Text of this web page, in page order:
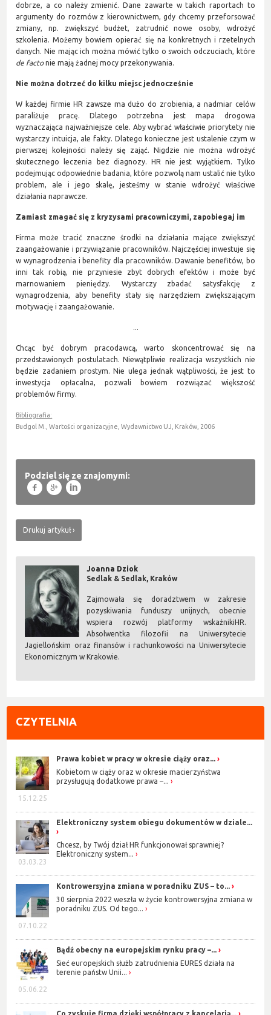
dobrze, a co należy zmienić. Dane zawarte w takich raportach to
argumenty do rozmów z kierownictwem, gdy chcemy przeforsować
zmiany, np. zwiększyć budżet, zatrudnić nowe osoby, wdrożyć
szkolenia. Możemy bowiem opierać się na konkretnych i rzetelnych
danych. Nie mając ich można mówić tylko o swoich odczuciach, które
de factonie mają żadnej mocy przekonywania.
Nie można dotrzeć do kilku miejsc jednocześnie
W każdej firmie HR zawsze ma dużo do zrobienia, a nadmiar celów
paraliżuje pracę. Dlatego potrzebna jest mapa drogowa
wyznaczająca najważniejsze cele. Aby wybrać właściwie priorytety nie
wystarczy intuicja, ale fakty. Dlatego konieczne jest ustalenie czym w
pierwszej kolejności należy się zająć. Nigdzie nie można wdrożyć
skutecznego leczenia bez diagnozy. HR nie jest wyjątkiem. Tylko
podejmując odpowiednie badania, które pozwolą nam ustalić nie tylko
problem, ale i jego skalę, jesteśmy w stanie wdrożyć właściwe
działania naprawcze.
Zamiast zmagać się z kryzysami pracowniczymi, zapobiegaj im
Firma może tracić znaczne środki na działania mające zwiększyć
zaangażowanie i przywiązanie pracowników. Najczęściej inwestuje się
w wynagrodzenia i benefity dla pracowników. Dawanie benefitów, bo
inni tak robią, nie przyniesie zbyt dobrych efektów i może być
marnowaniem pieniędzy. Wystarczy zbadać satysfakcję z
wynagrodzenia, aby benefity stały się narzędziem zwiększającym
motywację i zaangażowanie.
...
Chcąc być dobrym pracodawcą, warto skoncentrować się na
przedstawionych postulatach. Niewątpliwie realizacja wszystkich nie
będzie zadaniem prostym. Nie ulega jednak wątpliwości, że jest to
inwestycja opłacalna, pozwali bowiem rozwiązać większość
problemów firmy.
Bibliografia:
Budgol M., Wartości organizacyjne, Wydawnictwo UJ, Kraków, 2006
Podziel się ze znajomymi:
f g l
Drukuj artykuł
Joanna Dziok
Sedlak & Sedlak, Kraków
Zajmowała się doradztwem w zakresie
pozyskiwania funduszy unijnych, obecnie
wspiera rozwój platformy wskaźnikiHR.
Absolwentka filozofii na Uniwersytecie
Jagiellońskim oraz finansów i rachunkowości na Uniwersytecie
Ekonomicznym w Krakowie.
CZYTELNIA
15.12.25
Prawa kobiet w pracy w okresie ciąży oraz...
Kobietom w ciąży oraz w okresie macierzyństwa
przysługują dodatkowe prawa –...
03.03.23
Elektroniczny system obiegu dokumentów w dziale...
Chcesz, by Twój dział HR funkcjonował sprawniej?
Elektroniczny system...
07.10.22
Kontrowersyjna zmiana w poradniku ZUS – to...
30 sierpnia 2022 weszła w życie kontrowersyjna zmiana w
poradniku ZUS. Od tego...
05.06.22
Bądź obecny na europejskim rynku pracy –...
Sieć europejskich służb zatrudnienia EURES działa na
terenie państw Unii...
Co zyskuje firma dzięki współpracy z kancelarią...